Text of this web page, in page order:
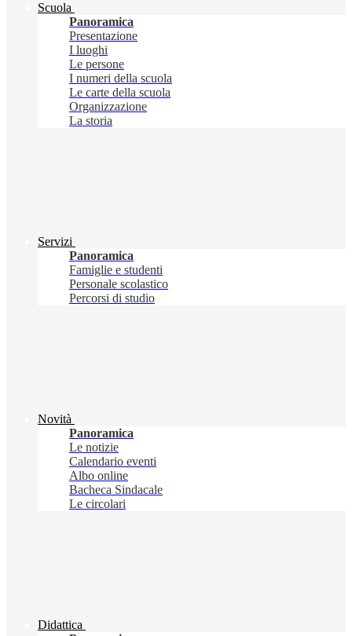
Scuola
Panoramica
Presentazione
I luoghi
Le persone
I numeri della scuola
Le carte della scuola
Organizzazione
La storia
Servizi
Panoramica
Famiglie e studenti
Personale scolastico
Percorsi di studio
Novità
Panoramica
Le notizie
Calendario eventi
Albo online
Bacheca Sindacale
Le circolari
Didattica